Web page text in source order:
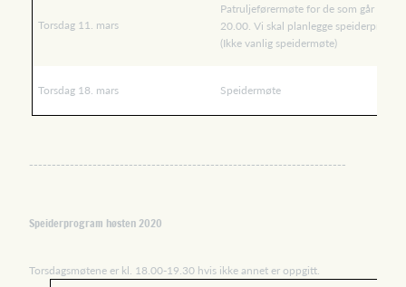
Torsdag 11. mars
Patruljeførermøte for de som går på
20.00. Vi skal planlegge
(Ikke vanlig speidermøte)
Torsdag 18. mars Speidermøte
----------------------------------------------------------------------
Speiderprogram høsten 2020
Torsdagsmøtene er kl. 18.00-19.30 hvis ikke annet er oppgitt.